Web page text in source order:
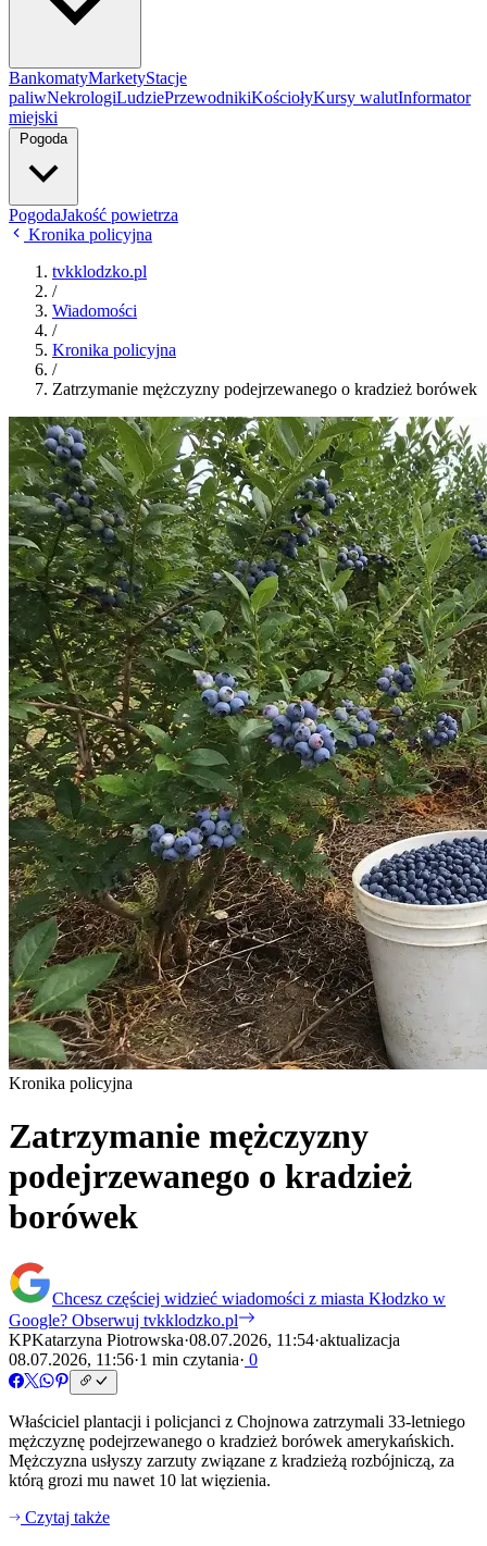
BankomatyMarketyStacje
paliwNekrologiLudziePrzewodnikiKościołyKursy walutInformator
miejski
Pogoda
PogodaJakość powietrza
Kronika policyjna
tvkklodzko.pl
/
Wiadomości
/
Kronika policyjna
/
Zatrzymanie mężczyzny podejrzewanego o kradzież borówek
Kronika policyjna
Zatrzymanie mężczyzny
podejrzewanego o kradzież
borówek
Chcesz częściej widzieć wiadomości z miasta Kłodzko w
Google? Obserwuj tvkklodzko.pl
KPKatarzyna Piotrowska·08.07.2026, 11:54·aktualizacja
08.07.2026, 11:56·1 min czytania· 0
Właściciel plantacji i policjanci z Chojnowa zatrzymali 33-letniego
mężczyznę podejrzewanego o kradzież borówek amerykańskich.
Mężczyzna usłyszy zarzuty związane z kradzieżą rozbójniczą, za
którą grozi mu nawet 10 lat więzienia.
Czytaj także